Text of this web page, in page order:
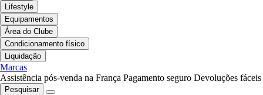
Lifestyle
Equipamentos
Área do Clube
Condicionamento físico
Liquidação
Marcas
Assistência pós-venda na França Pagamento seguro Devoluções fáceis
Pesquisar